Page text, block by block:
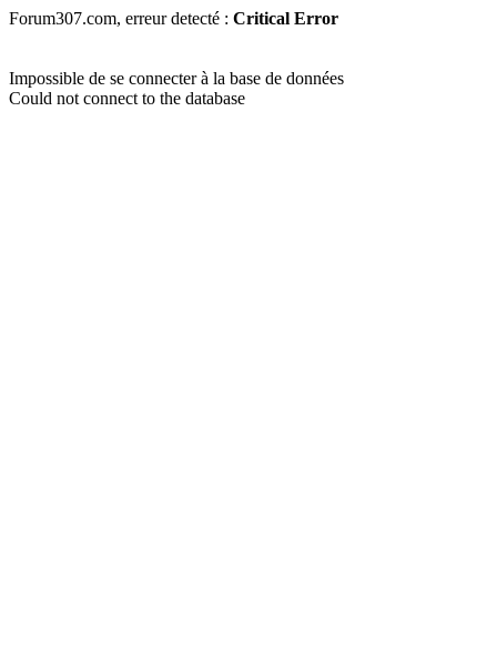
Forum307.com, erreur detecté : Critical Error
Impossible de se connecter à la base de données
Could not connect to the database